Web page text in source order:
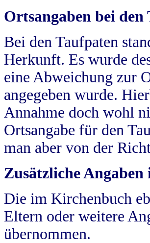
Ortsangaben bei den
Bei den Taufpaten
Herkunft. Es wurde
eine Abweichung zur
angegeben wurde.
Annahme doch wohl
Ortsangabe für den
man aber von der
Zusätzliche
Die im Kirchenbuch
Eltern oder weitere
übernommen.